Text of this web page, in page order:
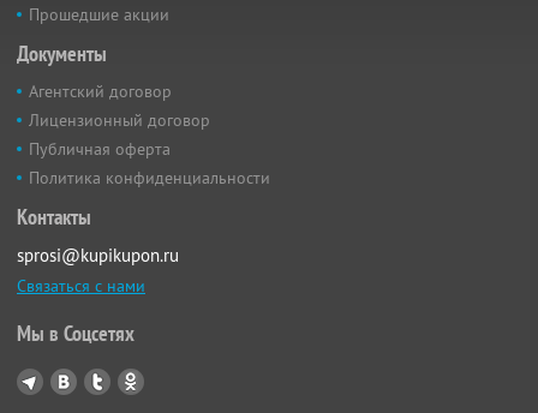
Прошедшие акции
Документы
Агентский договор
Лицензионный договор
Публичная оферта
Политика конфиденциальности
Контакты
sprosi@kupikupon.ru
Связаться с нами
Мы в Соцсетях